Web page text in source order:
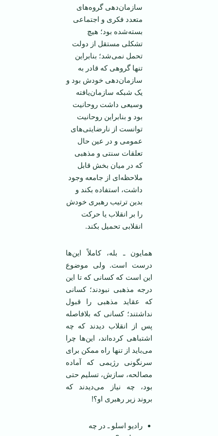
سازمان‌دهی گروه‌های
متعدد فکری و اجتماعی
بسته‌شده بود؛ هیچ
تشکلی مستقل از دولت
تحمل نمی‌شد؛ بنابراین
تنها گروهی که قادر به
سازمان‌دهی خودش بود و
یک شبکه سازمان‌یافته
وسیعی داشت روحانیت
بود و بنابراین روحانیت
توانست از نارضایتی‌های
عمومی و در عین حال
تعلقات سنتی و مذهبی
که در میان بخش قابل
ملاحظه‌ای از جامعه وجود
داشت، استفاده بکند و
بدین ترتیب رهبری خودش
را بر انقلاب یا حرکت
انقلابی تحمیل بکند.
همایون ـ بله، کاملاً این‌ها
درست است. ولی موضوع
این است که کسانی که تا این
درجه مذهبی نبودند؛ کسانی
که عقاید مذهبی را قبول
نداشتند؛ کسانی که بلافاصله
پس از انقلاب دیدند که چه
اشتباهی کرده‌اند، این‌ها چرا
می‌باید از تنها راه ممکن برای
سرنگونی رژیمی که آماده
مصالحه، سازش، تسلیم حتی
بود، چه نیاز می‌دیدند که
بروند زیر رهبری او؟!
رادیو اسلو ـ در چه